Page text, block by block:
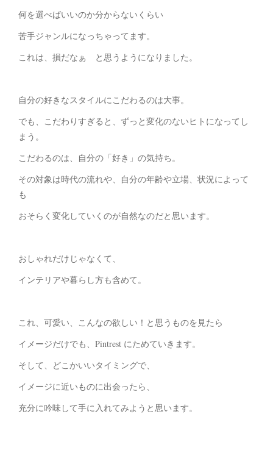
何を選べばいいのか分からないくらい
苦手ジャンルになっちゃってます。
これは、損だなぁ と思うようになりました。
自分の好きなスタイルにこだわるのは大事。
でも、こだわりすぎると、ずっと変化のないヒトになってし
まう。
こだわるのは、自分の「好き」の気持ち。
その対象は時代の流れや、自分の年齢や立場、状況によって
も
おそらく変化していくのが自然なのだと思います。
おしゃれだけじゃなくて、
インテリアや暮らし方も含めて。
これ、可愛い、こんなの欲しい！と思うものを見たら
イメージだけでも、Pintrest にためていきます。
そして、どこかいいタイミングで、
イメージに近いものに出会ったら、
充分に吟味して手に入れてみようと思います。